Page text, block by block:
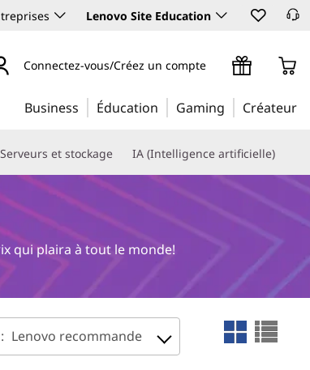
Lenovo Site Education
Connectez-vous/Créez un compte
Business Éducation Gaming Créateur
Serveurs et stockage IA (Intelligence artificielle)
qui plaira à tout le monde!
Lenovo recommande